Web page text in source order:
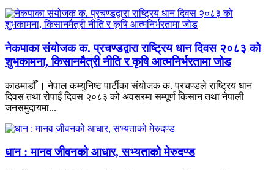
नेकपाका संयोजक क. प्रचण्डद्वारा राष्ट्रिय धान दिवस २०८३ को
शुभकामना, किसानमैत्री नीति र कृषि आत्मनिर्भरतामा जोड
काठमाडौँ । नेपाल कम्युनिष्ट पार्टीका संयोजक क. प्रचण्डले राष्ट्रिय धान
दिवस तथा रोपाइँ दिवस २०८३ को अवसरमा सम्पूर्ण किसान तथा नेपाली
जनसमुदायमा...
धान : मानव जीवनको आधार, सभ्यताको मेरुदण्ड